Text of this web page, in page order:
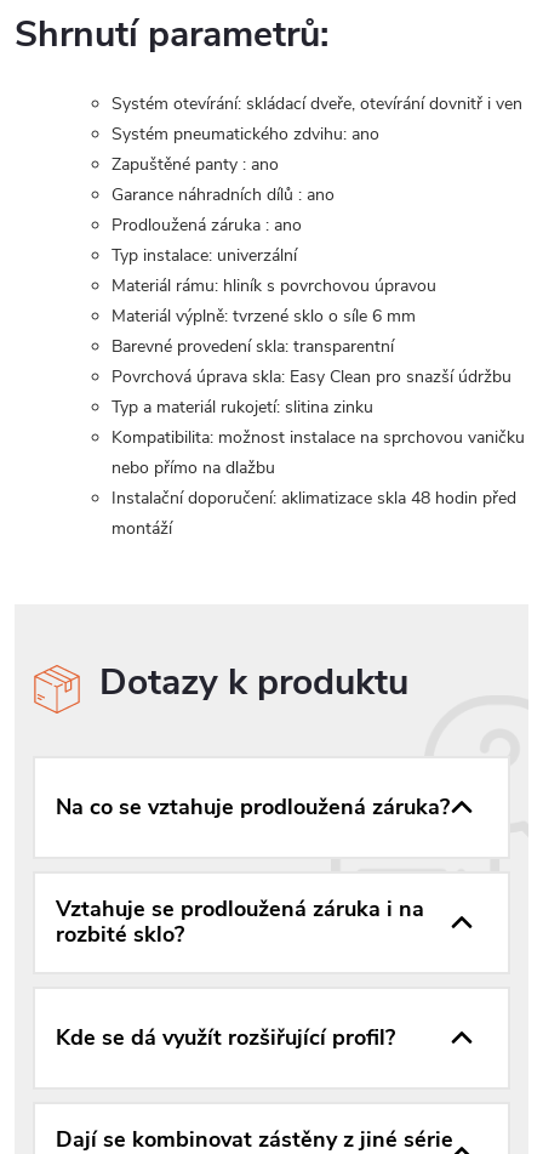
Shrnutí parametrů:
Systém otevírání: skládací dveře, otevírání dovnitř i ven
Systém pneumatického zdvihu: ano
Zapuštěné panty : ano
Garance náhradních dílů : ano
Prodloužená záruka : ano
Typ instalace: univerzální
Materiál rámu: hliník s povrchovou úpravou
Materiál výplně: tvrzené sklo o síle 6 mm
Barevné provedení skla: transparentní
Povrchová úprava skla: Easy Clean pro snazší údržbu
Typ a materiál rukojetí: slitina zinku
Kompatibilita: možnost instalace na sprchovou vaničku
nebo přímo na dlažbu
Instalační doporučení: aklimatizace skla 48 hodin před
montáží
Dotazy k produktu
Na co se vztahuje prodloužená záruka?
Vztahuje se prodloužená záruka i na
rozbité sklo?
Kde se dá využít rozšiřující profil?
Dají se kombinovat zástěny z jiné série